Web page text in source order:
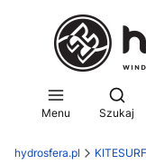
Menu Szukaj
hydrosfera.pl